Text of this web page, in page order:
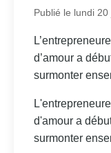
Publié le lundi
d’amour a
surmonter
d'amour a
surmonter